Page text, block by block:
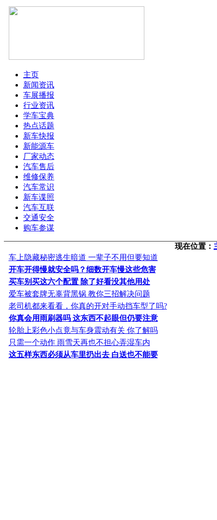
主页
新闻资讯
车展播报
行业资讯
学车宝典
热点话题
新车快报
新能源车
厂家动态
汽车售后
维修保养
汽车常识
新车谍照
汽车互联
交通安全
购车参谋
现在位置：
车上隐藏秘密逃生暗道 一辈子不用但要知道
开车开得慢就安全吗？细数开车慢这些危害
买车别买这六个配置 除了好看没其他用处
爱车被套牌无辜背黑锅 教你三招解决问题
老司机都来看看，你真的开对手动挡车型了吗?
你真会用雨刷器吗 这东西不起眼但仍要注意
轮胎上彩色小点竟与车身震动有关 你了解吗
只需一个动作 雨雪天再也不担心弄湿车内
这五样东西必须从车里扔出去 白送也不能要